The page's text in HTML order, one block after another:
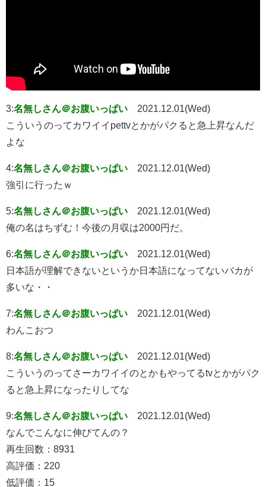
3:名無しさん＠お腹いっぱい
2021.12.01(Wed)
こういうのってカワイイpettvとかがパクると急上昇なんだ
よな
4:名無しさん＠お腹いっぱい
2021.12.01(Wed)
強引に行ったｗ
5:名無しさん＠お腹いっぱい
2021.12.01(Wed)
俺の名はちずむ！今後の月収は2000円だ。
6:名無しさん＠お腹いっぱい
2021.12.01(Wed)
日本語が理解できないというか日本語になってないバカが
多いな・・
7:名無しさん＠お腹いっぱい
2021.12.01(Wed)
わんこおつ
8:名無しさん＠お腹いっぱい
2021.12.01(Wed)
こういうのってさーカワイイのとかもやってるtvとかがパク
ると急上昇になったりしてな
9:名無しさん＠お腹いっぱい
2021.12.01(Wed)
なんでこんなに伸びてんの？
再生回数：8931
高評価：220
低評価：15